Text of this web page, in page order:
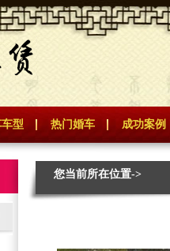
型 热门婚车 成功案例
您当前所在位置->